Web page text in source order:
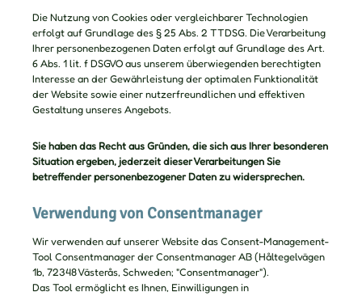
Die Nutzung von Cookies oder vergleichbarer Technologien
erfolgt auf Grundlage des § 25 Abs. 2 TTDSG. Die Verarbeitung
Ihrer personenbezogenen Daten erfolgt auf Grundlage des Art.
6 Abs. 1 lit. f DSGVO aus unserem überwiegenden berechtigten
Interesse an der Gewährleistung der optimalen Funktionalität
der Website sowie einer nutzerfreundlichen und effektiven
Gestaltung unseres Angebots.
Sie haben das Recht aus Gründen, die sich aus Ihrer besonderen
Situation ergeben, jederzeit dieser Verarbeitungen Sie
betreffender personenbezogener Daten zu widersprechen.
Verwendung von Consentmanager
Wir verwenden auf unserer Website das Consent-Management-
Tool Consentmanager der Consentmanager AB (Håltegelvägen
1b, 72348 Västerås, Schweden; "Consentmanager").
Das Tool ermöglicht es Ihnen, Einwilligungen in